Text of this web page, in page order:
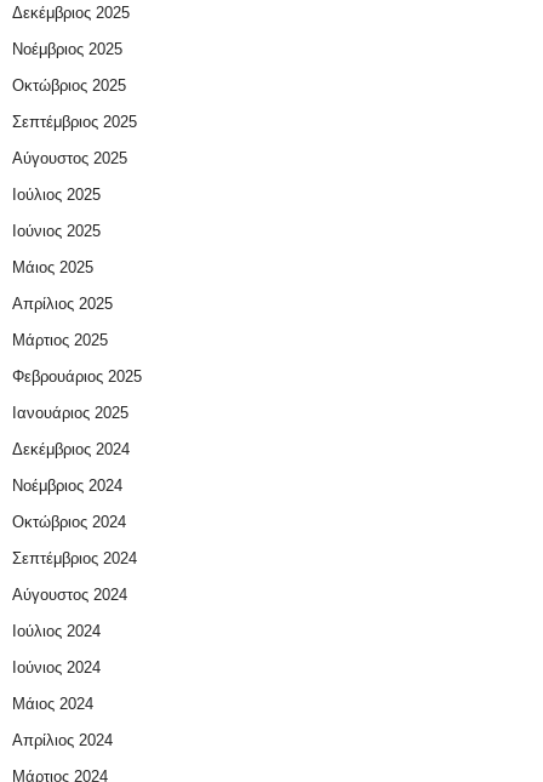
Δεκέμβριος 2025
Νοέμβριος 2025
Οκτώβριος 2025
Σεπτέμβριος 2025
Αύγουστος 2025
Ιούλιος 2025
Ιούνιος 2025
Μάιος 2025
Απρίλιος 2025
Μάρτιος 2025
Φεβρουάριος 2025
Ιανουάριος 2025
Δεκέμβριος 2024
Νοέμβριος 2024
Οκτώβριος 2024
Σεπτέμβριος 2024
Αύγουστος 2024
Ιούλιος 2024
Ιούνιος 2024
Μάιος 2024
Απρίλιος 2024
Μάρτιος 2024